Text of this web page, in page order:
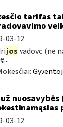
tarifas
03-12
jos vadovo (ne
03-12